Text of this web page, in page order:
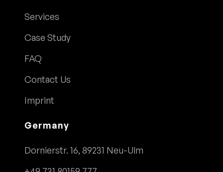
Services
Case Study
FAQ
Contact Us
Imprint
Germany
Dornierstr. 16, 89231 Neu-Ulm